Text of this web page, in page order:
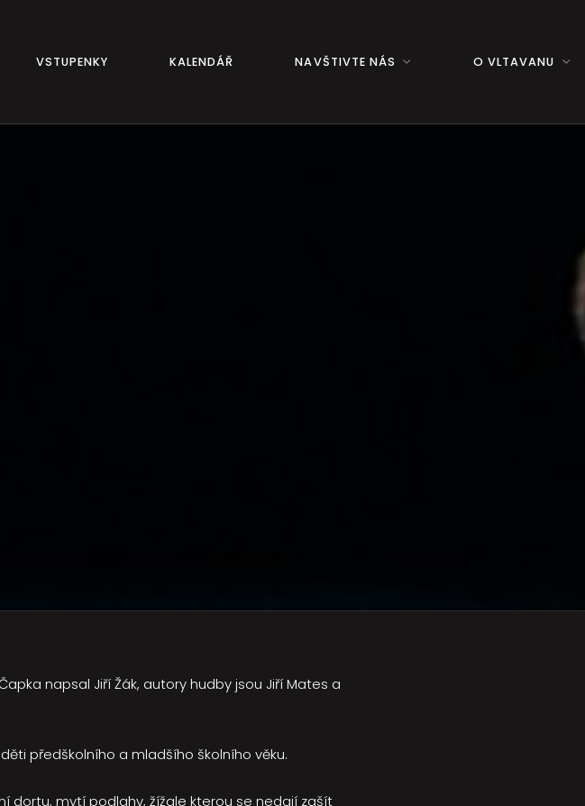
VSTUPENKY KALENDÁŘ NAVŠTIVTE NÁS O VLTAVANU
napsal Jiří Žák, autory hudby jsou Jiří Mates a
předškolního a mladšího školního věku.
dortu, mytí podlahy, žížale kterou se nedají zašít